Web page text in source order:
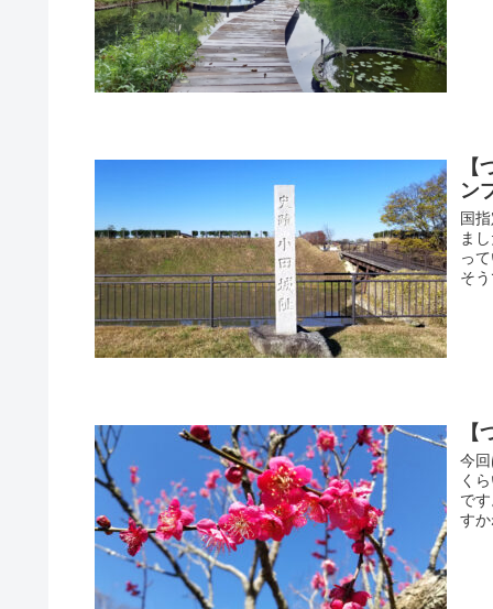
ン
国
ま
っ
そ
今
く
で
す